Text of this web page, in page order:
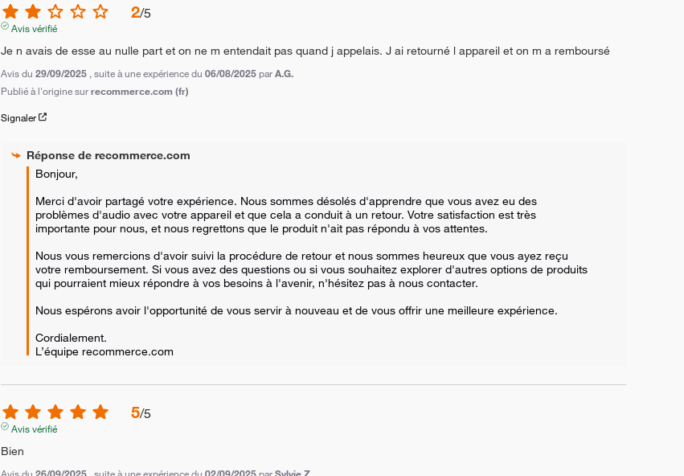
2/5
Avis vérifié
Je n avais de esse au nulle part et on ne m entendait pas quand j appelais. J ai retourné l appareil et on m a remboursé
Avis du29/09/2025 , suite à une expérience du06/08/2025 parA.G.
Publié à l'origine surrecommerce.com (fr)
Signaler
Réponse derecommerce.com
Bonjour,
Merci d'avoir partagé votre expérience. Nous sommes désolés d'apprendre que vous avez eu des
problèmes d'audio avec votre appareil et que cela a conduit à un retour. Votre satisfaction est très
importante pour nous, et nous regrettons que le produit n'ait pas répondu à vos attentes.
Nous vous remercions d'avoir suivi la procédure de retour et nous sommes heureux que vous ayez reçu
votre remboursement. Si vous avez des questions ou si vous souhaitez explorer d'autres options de produits
qui pourraient mieux répondre à vos besoins à l'avenir, n'hésitez pas à nous contacter.
Nous espérons avoir l'opportunité de vous servir à nouveau et de vous offrir une meilleure expérience.
Cordialement.
L’équipe recommerce.com
5/5
Avis vérifié
Bien
Avis du26/09/2025 , suite à une expérience du02/09/2025 parSylvie Z.